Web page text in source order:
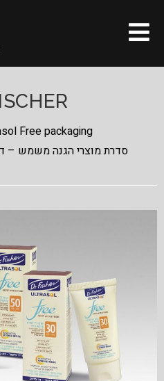
Free packaging
סדרת מוצרי הגנה משמש –